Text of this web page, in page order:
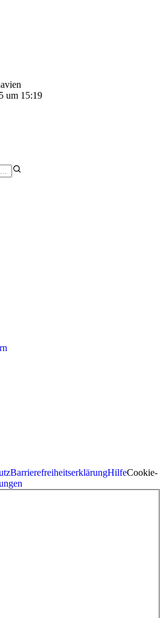
um 15:19
BarrierefreiheitserklärungHilfeCookie-